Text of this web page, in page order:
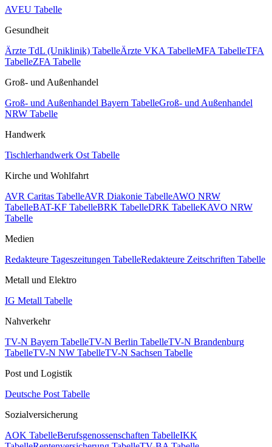
AVEU Tabelle
Gesundheit
Ärzte TdL (Uniklinik) TabelleÄrzte VKA TabelleMFA TabelleTFA
TabelleZFA Tabelle
Groß- und Außenhandel
Groß- und Außenhandel Bayern TabelleGroß- und Außenhandel
NRW Tabelle
Handwerk
Tischlerhandwerk Ost Tabelle
Kirche und Wohlfahrt
AVR Caritas TabelleAVR Diakonie TabelleAWO NRW
TabelleBAT-KF TabelleBRK TabelleDRK TabelleKAVO NRW
Tabelle
Medien
Redakteure Tageszeitungen TabelleRedakteure Zeitschriften Tabelle
Metall und Elektro
IG Metall Tabelle
Nahverkehr
TV-N Bayern TabelleTV-N Berlin TabelleTV-N Brandenburg
TabelleTV-N NW TabelleTV-N Sachsen Tabelle
Post und Logistik
Deutsche Post Tabelle
Sozialversicherung
AOK TabelleBerufsgenossenschaften TabelleIKK